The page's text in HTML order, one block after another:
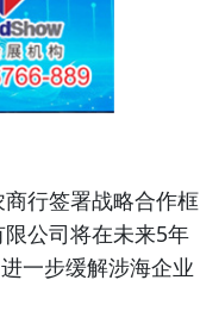
行签署战略合作框
公司将在未来5年
一步缓解涉海企业